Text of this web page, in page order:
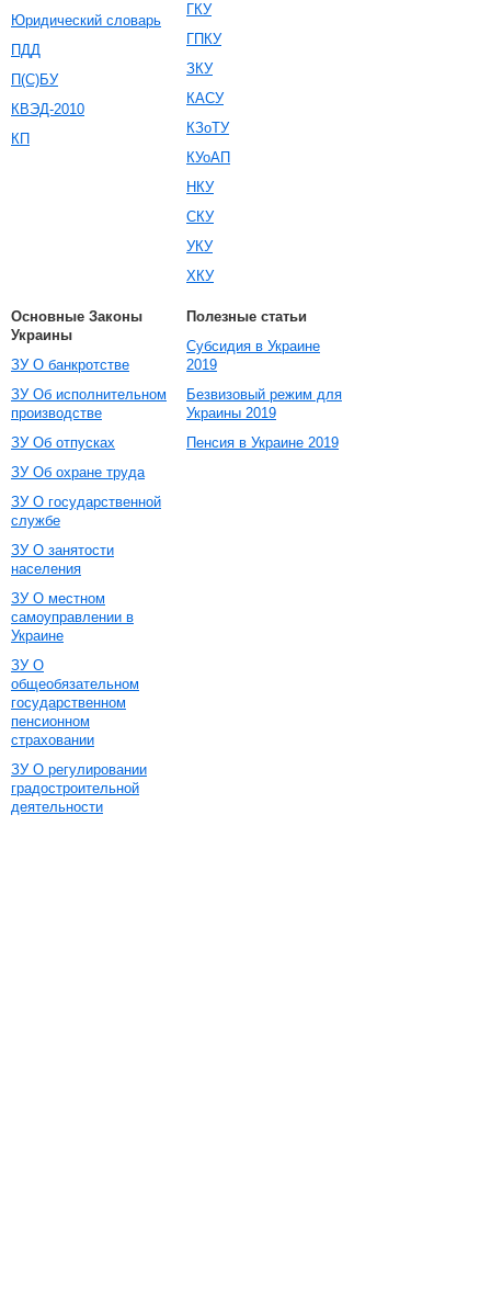
Юридический словарь
ПДД
П(С)БУ
КВЭД-2010
КП
ГКУ
ГПКУ
ЗКУ
КАСУ
КЗоТУ
КУоАП
НКУ
СКУ
УКУ
ХКУ
Основные Законы
Украины
ЗУ О банкротстве
ЗУ Об исполнительном
производстве
ЗУ Об отпусках
ЗУ Об охране труда
ЗУ О государственной
службе
ЗУ О занятости
населения
ЗУ О местном
самоуправлении в
Украине
ЗУ О
общеобязательном
государственном
пенсионном
страховании
ЗУ О регулировании
градостроительной
деятельности
Полезные статьи
Субсидия в Украине
2019
Безвизовый режим для
Украины 2019
Пенсия в Украине 2019